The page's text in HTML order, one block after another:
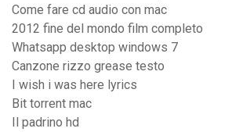
Come fare cd audio con mac
2012 fine del mondo film completo
Whatsapp desktop windows 7
Canzone rizzo grease testo
I wish i was here lyrics
Bit torrent mac
Il padrino hd